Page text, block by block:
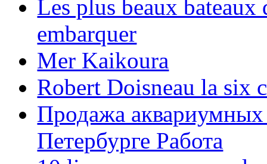
Les plus beaux bateaux
embarquer
Mer Kaikoura
Robert Doisneau la six
Продажа аквариумных
Петербурге Работа